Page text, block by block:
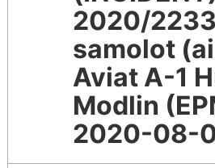
2020/2233
samolot
Aviat A-1
Modlin
2020-08-